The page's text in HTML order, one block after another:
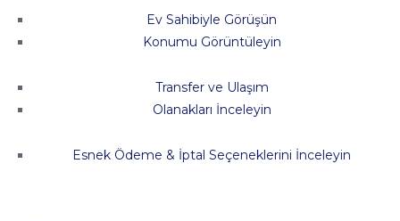
Ev Sahibiyle Görüşün
Konumu Görüntüleyin
Transfer ve Ulaşım
Olanakları İnceleyin
Esnek Ödeme & İptal Seçeneklerini İnceleyin